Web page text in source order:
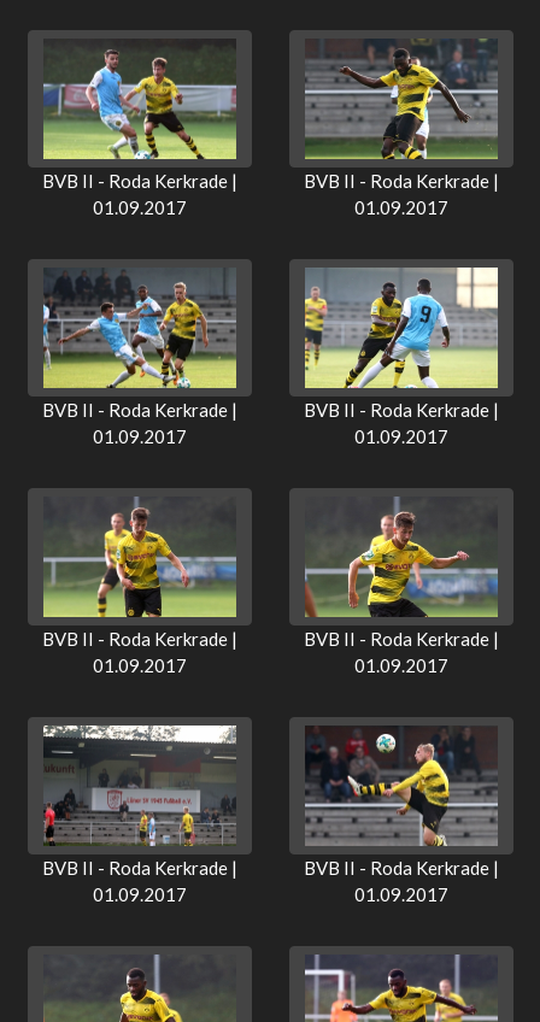
BVB II - Roda Kerkrade |
01.09.2017
BVB II - Roda Kerkrade |
01.09.2017
BVB II - Roda Kerkrade |
01.09.2017
BVB II - Roda Kerkrade |
01.09.2017
BVB II - Roda Kerkrade |
01.09.2017
BVB II - Roda Kerkrade |
01.09.2017
BVB II - Roda Kerkrade |
01.09.2017
BVB II - Roda Kerkrade |
01.09.2017